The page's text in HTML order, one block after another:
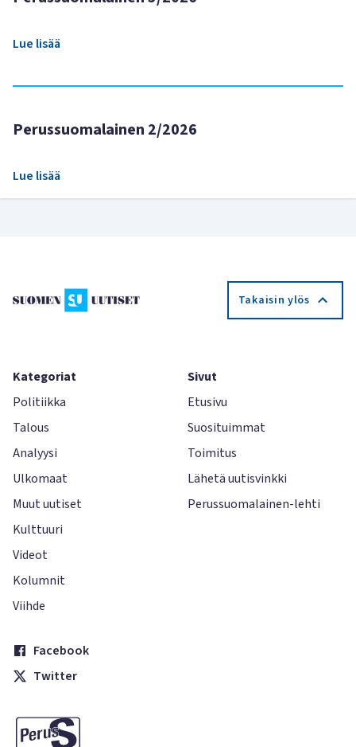
Lue lisää
Perussuomalainen 2/2026
Lue lisää
Takaisin ylös
Kategoriat
Politiikka
Talous
Analyysi
Ulkomaat
Muut uutiset
Kulttuuri
Videot
Kolumnit
Viihde
Sivut
Etusivu
Suosituimmat
Toimitus
Lähetä uutisvinkki
Perussuomalainen-lehti
Facebook
Twitter